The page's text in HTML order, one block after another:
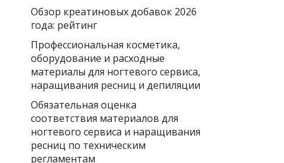
Обзор креатиновых добавок 2026
года: рейтинг
Профессиональная косметика,
оборудование и расходные
материалы для ногтевого сервиса,
наращивания ресниц и депиляции
Обязательная оценка
соответствия материалов для
ногтевого сервиса и наращивания
ресниц по техническим
регламентам